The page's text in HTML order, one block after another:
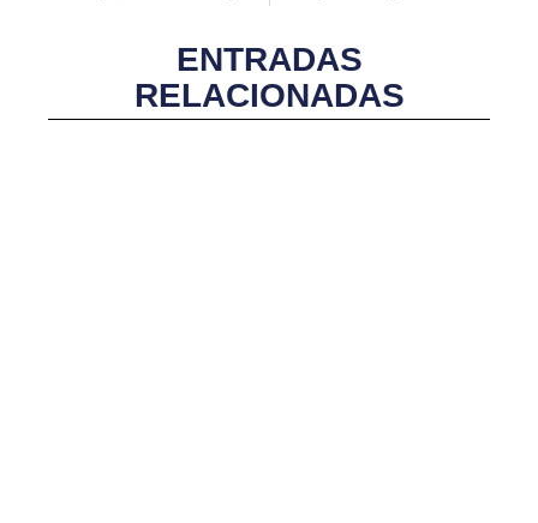
ENTRADAS
RELACIONADAS